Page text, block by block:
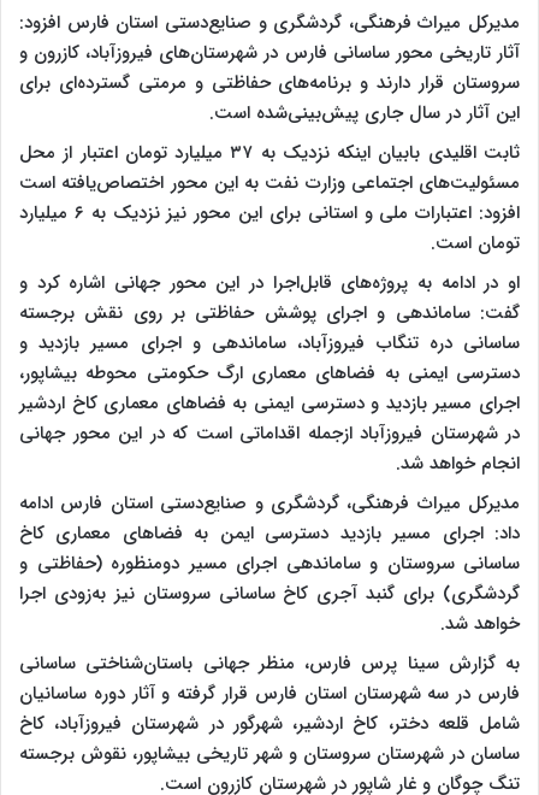
مدیرکل میراث فرهنگی، گردشگری و صنایع‌دستی استان فارس افزود:
آثار تاریخی محور ساسانی فارس در شهرستان‌های فیروزآباد، کازرون و
سروستان قرار دارند و برنامه‌های حفاظتی و مرمتی گسترده‌ای برای
این آثار در سال جاری پیش‌بینی‌شده است.
ثابت اقلیدی بابیان اینکه نزدیک به ۳۷ میلیارد تومان اعتبار از محل
مسئولیت‌های اجتماعی وزارت نفت به این محور اختصاص‌یافته است
افزود: اعتبارات ملی و استانی برای این محور نیز نزدیک به ۶ میلیارد
تومان است.
او در ادامه به پروژه‌های قابل‌اجرا در این محور جهانی اشاره کرد و
گفت: ساماندهی و اجرای پوشش حفاظتی بر روی نقش برجسته
ساسانی دره تنگاب فیروزآباد، ساماندهی و اجرای مسیر بازدید و
دسترسی ایمنی به فضاهای معماری ارگ حکومتی محوطه بیشاپور،
اجرای مسیر بازدید و دسترسی ایمنی به فضاهای معماری کاخ اردشیر
در شهرستان فیروزآباد ازجمله اقداماتی است که در این محور جهانی
انجام خواهد شد.
مدیرکل میراث فرهنگی، گردشگری و صنایع‌دستی استان فارس ادامه
داد: اجرای مسیر بازدید دسترسی ایمن به فضاهای معماری کاخ
ساسانی سروستان و ساماندهی اجرای مسیر دومنظوره (حفاظتی و
گردشگری) برای گنبد آجری کاخ ساسانی سروستان نیز به‌زودی اجرا
خواهد شد.
به گزارش سینا پرس فارس، منظر جهانی باستان‌شناختی ساسانی
فارس در سه شهرستان استان فارس قرار گرفته و آثار دوره ساسانیان
شامل قلعه دختر، کاخ اردشیر، شهرگور در شهرستان فیروزآباد، کاخ
ساسان در شهرستان سروستان و شهر تاریخی بیشاپور، نقوش برجسته
تنگ چوگان و غار شاپور در شهرستان کازرون است.